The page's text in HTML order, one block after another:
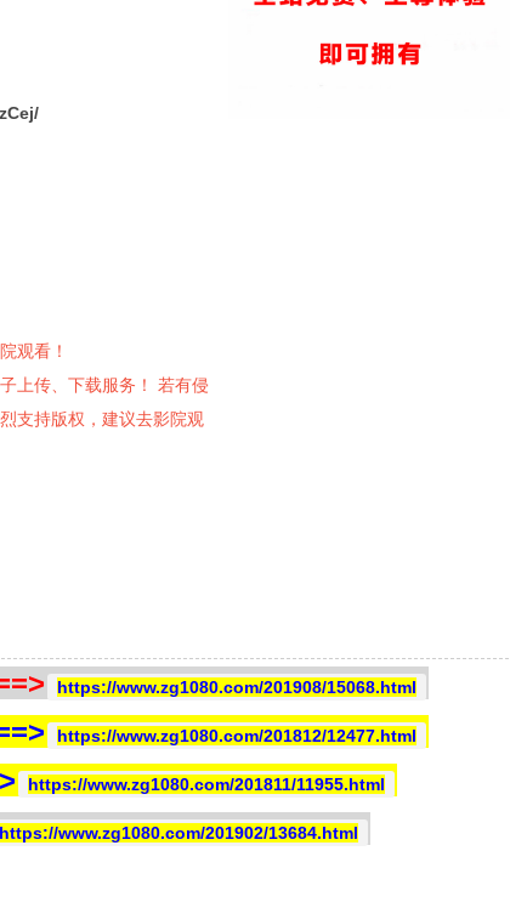
观看！
上传、下载服务！ 若有侵
支持版权，建议去影院观
https://www.zg1080.com/201908/15068.html
https://www.zg1080.com/201812/12477.html
https://www.zg1080.com/201811/11955.html
https://www.zg1080.com/201902/13684.html